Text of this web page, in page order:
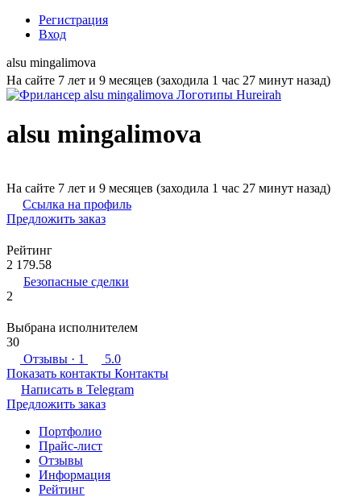
Регистрация
Вход
alsu mingalimova
На сайте 7 лет и 9 месяцев (заходила 1 час 27 минут назад)
alsu mingalimova
На сайте 7 лет и 9 месяцев (заходила 1 час 27 минут назад)
Ссылка на профиль
Предложить заказ
Рейтинг
2 179.58
Безопасные сделки
2
Выбрана исполнителем
30
Отзывы · 1
5.0
Показать контакты Контакты
Написать в Telegram
Предложить заказ
Портфолио
Прайс-лист
Отзывы
Информация
Рейтинг